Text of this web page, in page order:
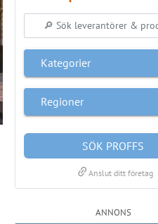
Kategorier
Regioner
SÖK PROFFS
linkAnslut ditt företag
ANNONS